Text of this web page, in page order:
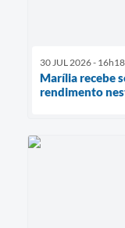
30 JUL 2026 - 16h18
Marília recebe
rendimento